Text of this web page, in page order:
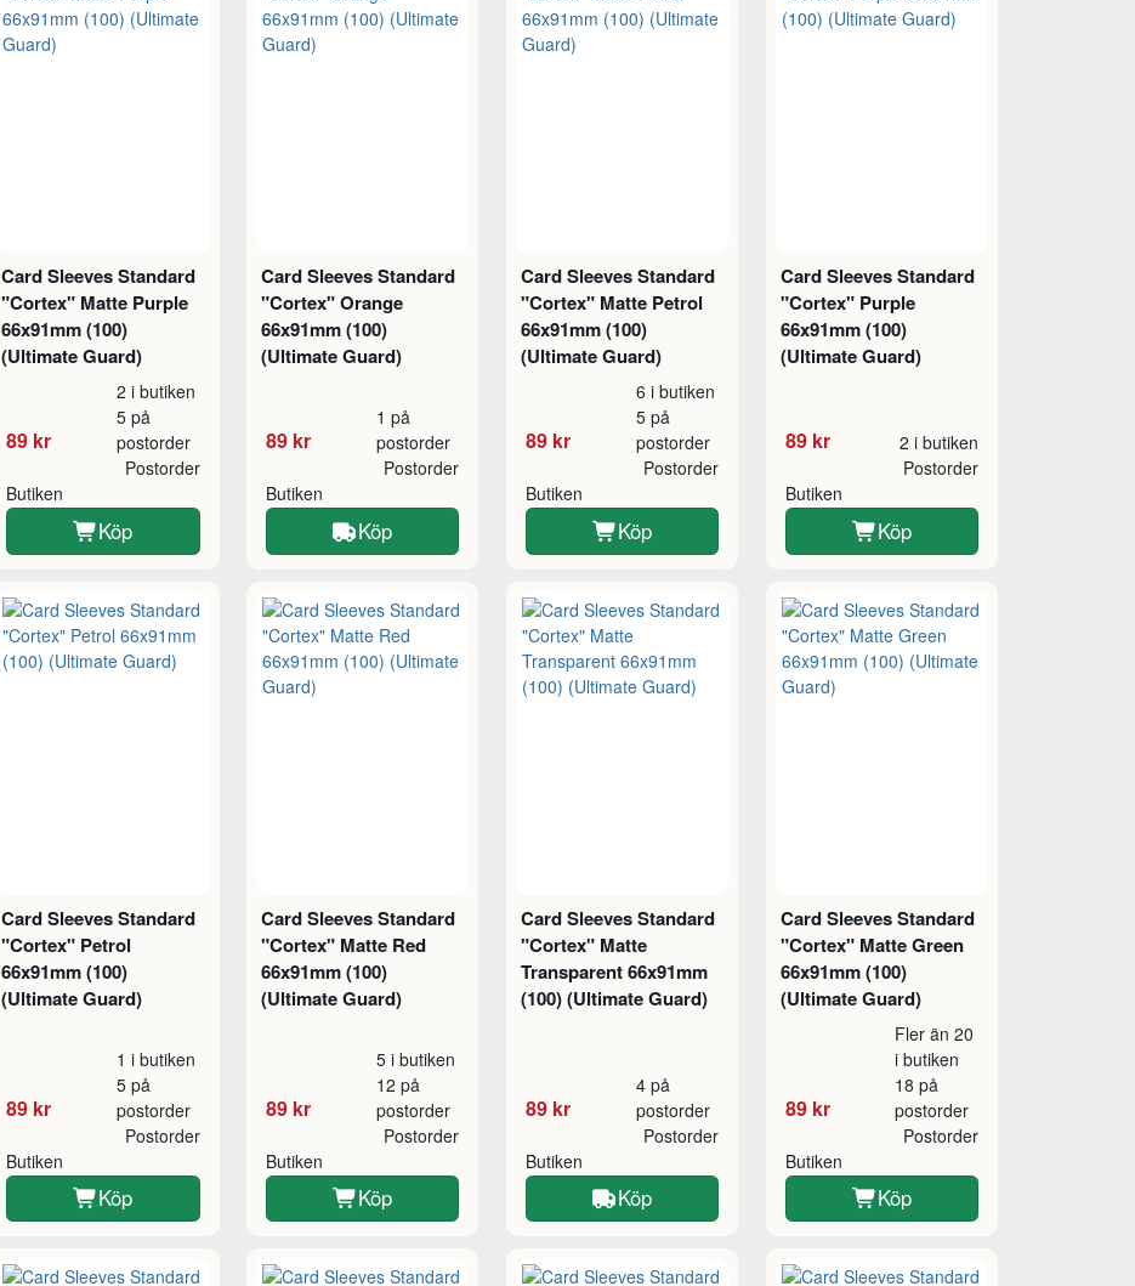
Card Sleeves Standard
"Cortex" Matte Purple
66x91mm (100)
(Ultimate Guard)
89 kr
2 i butiken
5 på
postorder
Butiken
Postorder
Köp
Card Sleeves Standard
"Cortex" Orange
66x91mm (100)
(Ultimate Guard)
89 kr
1 på
postorder
Butiken
Postorder
Köp
Card Sleeves Standard
"Cortex" Matte Petrol
66x91mm (100)
(Ultimate Guard)
89 kr
6 i butiken
5 på
postorder
Butiken
Postorder
Köp
Card Sleeves Standard
"Cortex" Purple
66x91mm (100)
(Ultimate Guard)
89 kr 2 i butiken
Butiken
Postorder
Köp
Card Sleeves Standard
"Cortex" Petrol
66x91mm (100)
(Ultimate Guard)
89 kr
1 i butiken
5 på
postorder
Butiken
Postorder
Köp
Card Sleeves Standard
"Cortex" Matte Red
66x91mm (100)
(Ultimate Guard)
89 kr
5 i butiken
12 på
postorder
Butiken
Postorder
Köp
Card Sleeves Standard
"Cortex" Matte
Transparent 66x91mm
(100) (Ultimate Guard)
89 kr
4 på
postorder
Butiken
Postorder
Köp
Card Sleeves Standard
"Cortex" Matte Green
66x91mm (100)
(Ultimate Guard)
89 kr
Fler än 20
i butiken
18 på
postorder
Butiken
Postorder
Köp